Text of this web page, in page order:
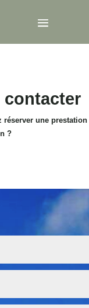
contacter
réserver une
?